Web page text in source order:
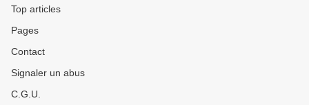
Top articles
Pages
Contact
Signaler un abus
C.G.U.